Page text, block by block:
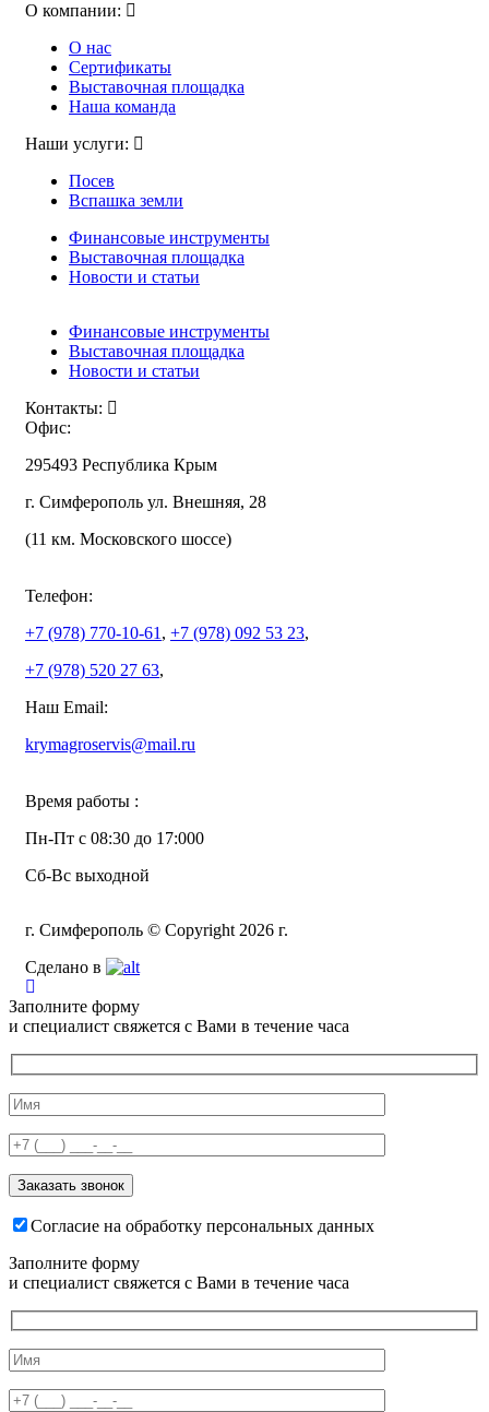
О компании:
О нас
Сертификаты
Выставочная площадка
Наша команда
Наши услуги:
Посев
Вспашка земли
Финансовые инструменты
Выставочная площадка
Новости и статьи
Финансовые инструменты
Выставочная площадка
Новости и статьи
Контакты:
Офис:
295493 Республика Крым
г. Симферополь ул. Внешняя, 28
(11 км. Московского шоссе)
Телефон:
+7 (978) 770-10-61 , +7 (978) 092 53 23,
+7 (978) 520 27 63,
Наш Email:
krymagroservis@mail.ru
Время работы :
Пн-Пт с 08:30 до 17:000
Сб-Вс выходной
г. Симферополь © Copyright 2026 г.
Сделано в
Заполните форму
и специалист свяжется с Вами в течение часа
Согласие на обработку персональных данных
Заполните форму
и специалист свяжется с Вами в течение часа